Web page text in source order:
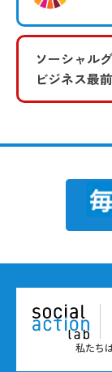
ソーシャル
ビジネス最
私たち